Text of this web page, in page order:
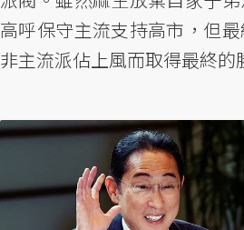
高呼保守主流支持高市，但
非主流派佔上風而取得最終的